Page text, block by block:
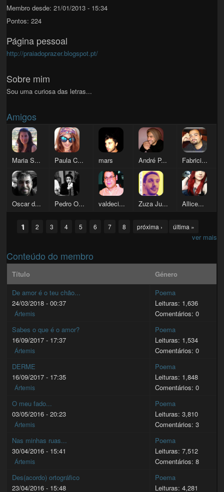
Membro desde: 21/01/2013 - 15:34
Pontos: 224
Página pessoal
http://praiadoprazer.blogspot.pt/
Sobre mim
Sou uma curiosa das letras...
Amigos
Maria S... Paula C... mars André P... Fabrici...
Oscar d... Pedro O... valdeci... Zuza Ju... Allice...
Pages
1 2 3 4 5 6 7 8 próxima › última »
ver mais
Conteúdo do membro
Título
Género
De amor é o teu chão...
24/03/2018 - 00:37
Ártemis
Poema
Leituras: 1,636
Comentários: 0
Sabes o que é o amor?
16/09/2017 - 17:37
Ártemis
Poema
Leituras: 1,534
Comentários: 0
DERME
16/09/2017 - 17:35
Ártemis
Poema
Leituras: 1,848
Comentários: 0
O meu fado...
03/05/2016 - 20:23
Ártemis
Poema
Leituras: 3,810
Comentários: 3
Nas minhas ruas...
30/04/2016 - 15:41
Ártemis
Poema
Leituras: 7,512
Comentários: 8
Des(acordo) ortográfico
23/04/2016 - 15:48
Poema
Leituras: 4,281